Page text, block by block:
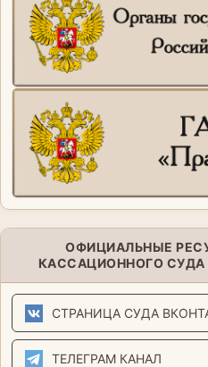
ОФИЦИАЛЬНЫЕ
КАССАЦИОННОГО
СТРАНИЦА СУДА
ТЕЛЕГРАМ КАНАЛ